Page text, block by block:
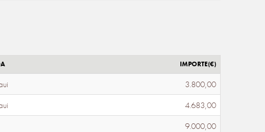
IMPORTE(€)
3.800,00
4.683,00
9.000,00